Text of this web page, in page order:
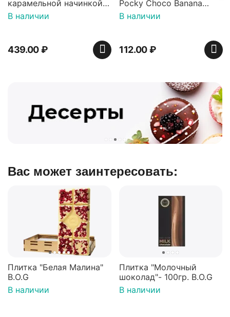
Pocky Choco Banana
25гр
В наличии
112.00
Вас может заинтересовать:
Плитка "Белая Малина"
B.O.G
В наличии
Плитка "Молочный
шоколад"- 100гр. B.O.G
В наличии